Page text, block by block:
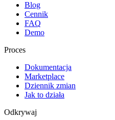
Blog
Cennik
FAQ
Demo
Proces
Dokumentacja
Marketplace
Dziennik zmian
Jak to działa
Odkrywaj